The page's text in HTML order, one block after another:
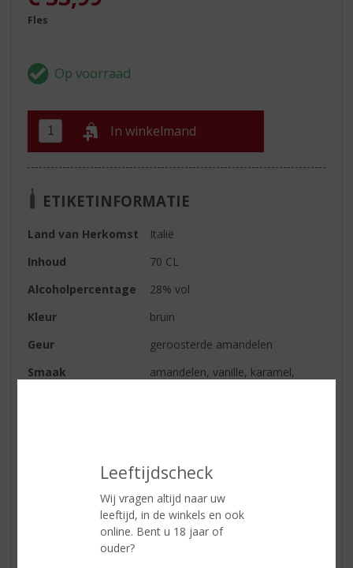
Leeftijdscheck
Wij vragen altijd naar uw
leeftijd, in de winkels en ook
online. Bent u 18 jaar of
ouder?
Fles
In winkelmand
ETIKETINFORMATIE
Land van Herkomst
Italië
Inhoud
70 CL
Alcoholpercentage
28% vol
Kleur
bruin
Geur
geroosterde amandelen
Smaak
amandelen, vanille, karamel,
Reviews
Schrijf een review